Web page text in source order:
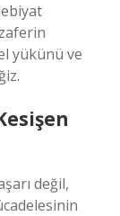
yükünü ve
değil,